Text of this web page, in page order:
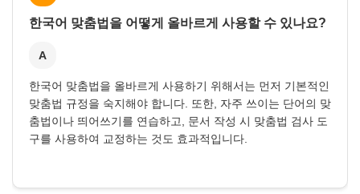
한국어 맞춤법을 어떻게 올바르게 사용할 수 있나요?
A
한국어 맞춤법을 올바르게 사용하기 위해서는 먼저 기본적인
맞춤법 규정을 숙지해야 합니다. 또한, 자주 쓰이는 단어의 맞
춤법이나 띄어쓰기를 연습하고, 문서 작성 시 맞춤법 검사 도
구를 사용하여 교정하는 것도 효과적입니다.